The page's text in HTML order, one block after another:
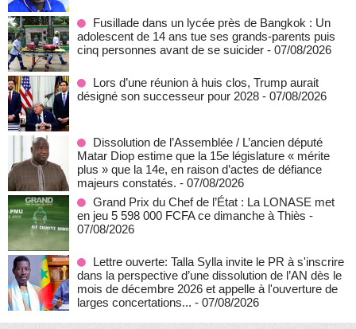
Fusillade dans un lycée près de Bangkok : Un
adolescent de 14 ans tue ses grands-parents puis
cinq personnes avant de se suicider - 07/08/2026
Lors d’une réunion à huis clos, Trump aurait
désigné son successeur pour 2028 - 07/08/2026
Dissolution de l’Assemblée / L’ancien député
Matar Diop estime que la 15e législature « mérite
plus » que la 14e, en raison d’actes de défiance
majeurs constatés. - 07/08/2026
Grand Prix du Chef de l’État : La LONASE met
en jeu 5 598 000 FCFA ce dimanche à Thiès -
07/08/2026
Lettre ouverte: Talla Sylla invite le PR à s'inscrire
dans la perspective d’une dissolution de l’AN dès le
mois de décembre 2026 et appelle à l'ouverture de
larges concertations... - 07/08/2026